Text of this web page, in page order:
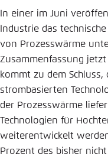
In einer im Juni
Industrie das
von Prozesswärme
Zusammenfassung
kommt zu dem
strombasierten
der Prozesswärme
Technologien für
weiterentwickelt
Prozent des bisher